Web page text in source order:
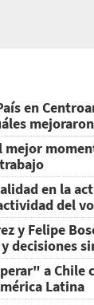
en
mejoraron
mejor
en la
del
y Felipe
decisiones
a Chile
Latina